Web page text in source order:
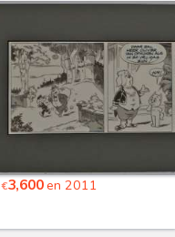
€3,600en 2011